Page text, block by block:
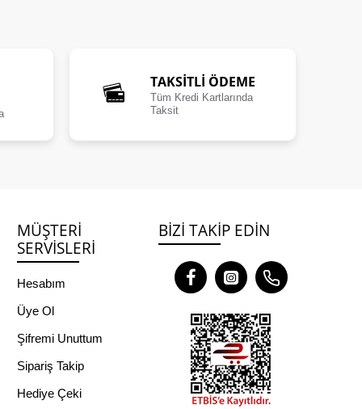
TAKSİTLİ ÖDEME
Tüm Kredi Kartlarında
Taksit
MÜŞTERI
SERVISLERI
Hesabım
Üye Ol
Şifremi Unuttum
Sipariş Takip
Hediye Çeki
BIZI TAKIP EDIN